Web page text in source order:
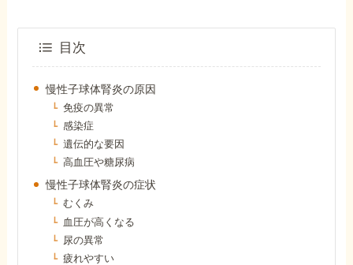
Q&A・相談事例
障害年金コラム
お知らせ
目次
慢性子球体腎炎の原因
免疫の異常
感染症
遺伝的な要因
高血圧や糖尿病
慢性子球体腎炎の症状
むくみ
血圧が高くなる
尿の異常
疲れやすい